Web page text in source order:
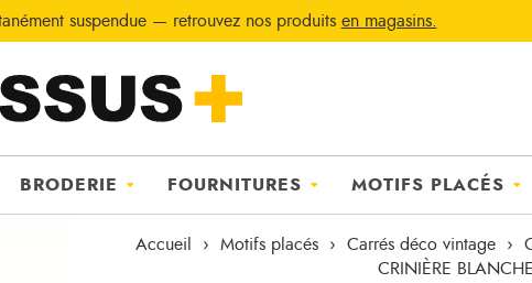
suspendue — retrouvez nos produits en magasins.
BRODERIE FOURNITURES MOTIFS PLACÉS
Accueil Motifs placés Carrés déco vintage
CRINIÈRE BLANCHE